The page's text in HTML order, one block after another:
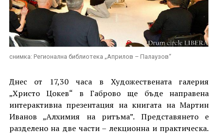
снимка: Регионална библиотека „Априлов – Палаузов“
Днес от 17,30 часа в Художествената галерия
„Христо Цокев“ в Габрово ще бъде направена
интерактивна презентация на книгата на Мартин
Иванов „Алхимия на ритъма”. Представянето е
разделено на две части – лекционна и практическа.